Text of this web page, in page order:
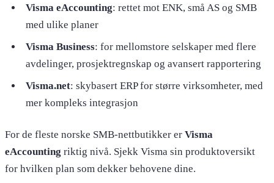
Visma eAccounting: rettet mot ENK, små AS og SMB
med ulike planer
Visma Business: for mellomstore selskaper med flere
avdelinger, prosjektregnskap og avansert rapportering
Visma.net: skybasert ERP for større virksomheter, med
mer kompleks integrasjon
For de fleste norske SMB-nettbutikker er Visma
eAccounting riktig nivå. Sjekk Visma sin produktoversikt
for hvilken plan som dekker behovene dine.